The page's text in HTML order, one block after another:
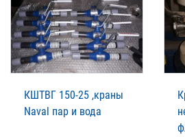
КШТВГ 150-25 ,краны
Naval пар и вода